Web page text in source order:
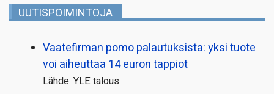
UUTISPOIMINTOJA
Vaatefirman pomo palautuksista: yksi tuote
voi aiheuttaa 14 euron tappiot
Lähde: YLE talous